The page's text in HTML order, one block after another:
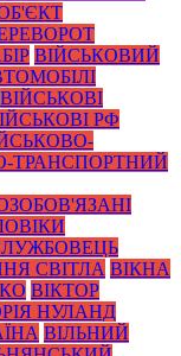
ВІЙСЬКОВИЙ
ВІЙСЬКОВІ
РФ
ТРАНСПОРТНИЙ
СВІТЛА ВІКНА
ВІКТОР
НУЛАНД
ВІЛЬНИЙ